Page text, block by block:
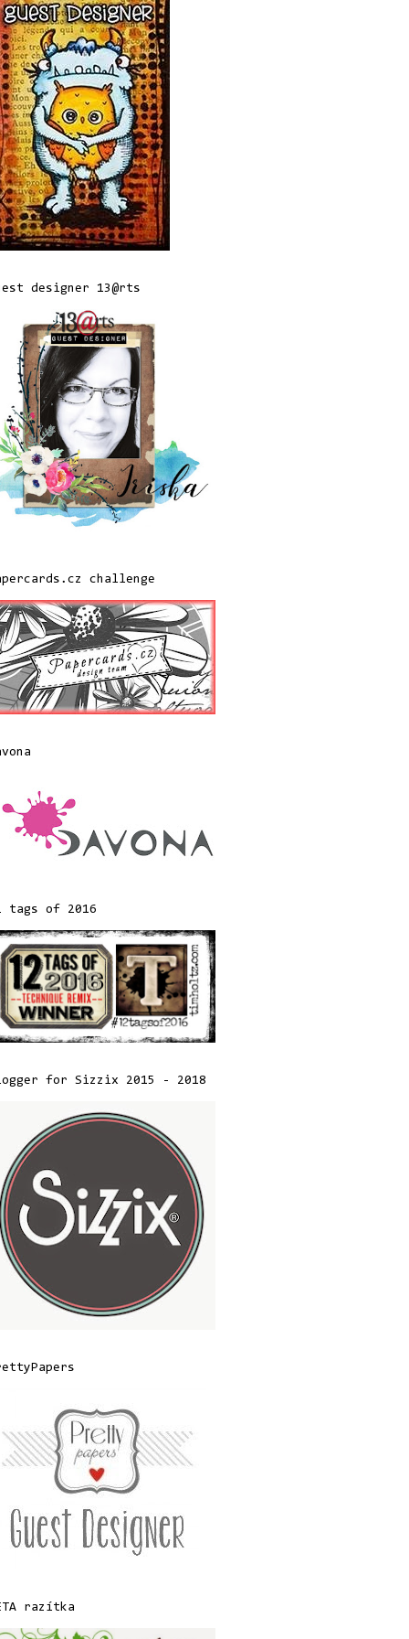
designer 13@rts
challenge
tags of 2016
for Sizzix 2015 - 2018
razítka